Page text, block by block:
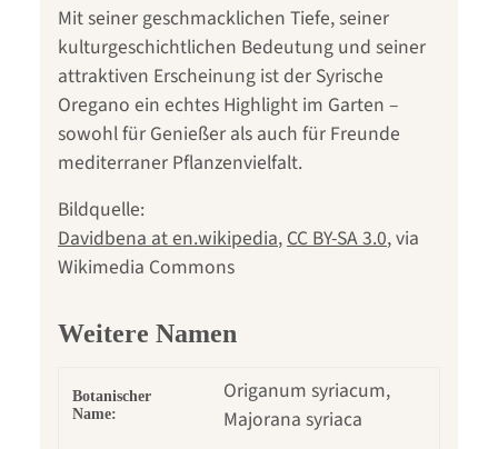
Mit seiner geschmacklichen Tiefe, seiner
kulturgeschichtlichen Bedeutung und seiner
attraktiven Erscheinung ist der Syrische
Oregano ein echtes Highlight im Garten –
sowohl für Genießer als auch für Freunde
mediterraner Pflanzenvielfalt.
Bildquelle:
Davidbena at en.wikipedia,CC BY-SA 3.0, via
Wikimedia Commons
Weitere Namen
Botanischer
Name:
Origanum syriacum,
Majorana syriaca